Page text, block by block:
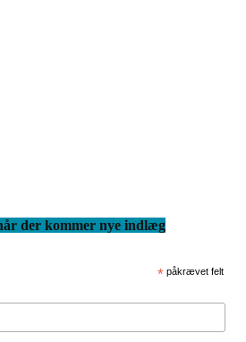
der kommer nye indlæg
* påkrævet felt